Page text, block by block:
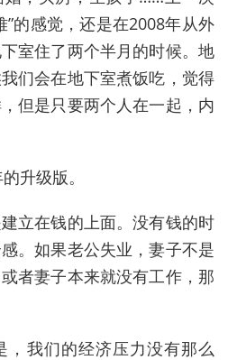
”的感觉，还是在2008年从外
室住了两个半月的时候。地
们会在地下室煮饭吃，觉得
但是只要两个人在一起，内
升级版。
立在钱的上面。没有钱的时
。如果老公失业，妻子不是
者妻子本来就没有工作，那
，我们的经济压力没有那么